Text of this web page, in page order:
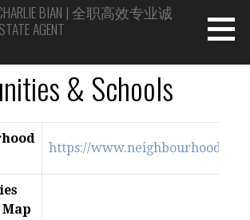
BIAN | 全职高效专业诚
AGENT
& Schools
https://